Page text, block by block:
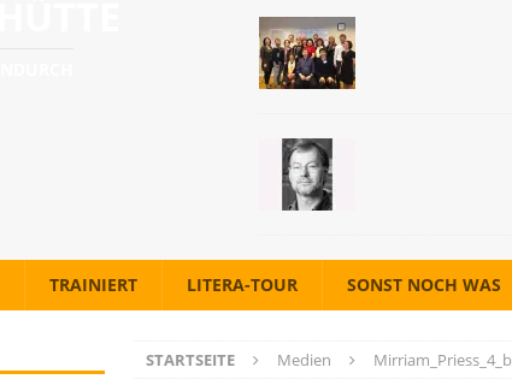
TRAINIERT LITERA-TOUR SONST NOCH WAS
STARTSEITE Medien Mirriam_Priess_4_b